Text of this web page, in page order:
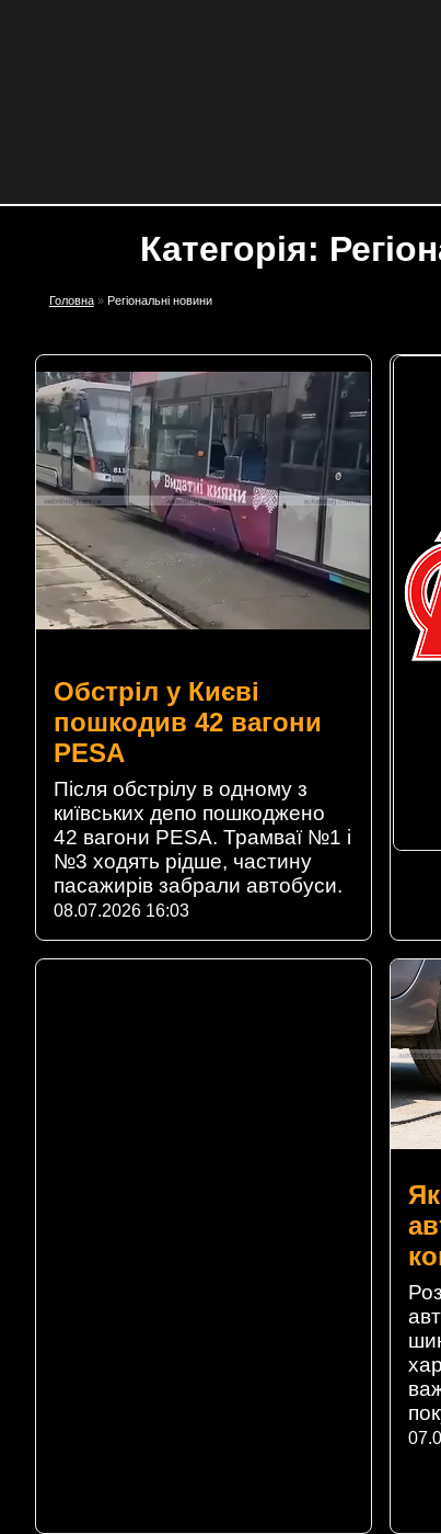
Категорія:
Головна» Регіональні новини
Обстріл у Києві
пошкодив 42 вагони
PESA
Після обстрілу в одному з
київських депо пошкоджено
42 вагони PESA. Трамваї №1 і
№3 ходять рідше, частину
пасажирів забрали автобуси.
08.07.2026 16:03